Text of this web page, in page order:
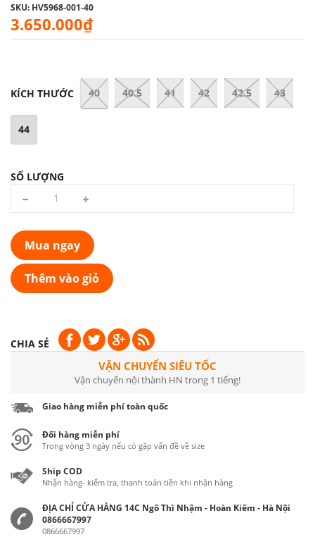
SKU: HV5968-001-40
3.650.000₫
KÍCH THƯỚC 40 40.5 41 42 42.5 43
44
SỐ LƯỢNG
Mua ngay
Thêm vào giỏ
CHIA SẺ
VẬN CHUYỂN SIÊU TỐC
Vận chuyển nội thành HN trong 1 tiếng!
Giao hàng miễn phí toàn quốc
Đổi hàng miễn phí
Trong vòng 3 ngày nếu có gặp vấn đề về size
Ship COD
Nhận hàng- kiểm tra, thanh toán tiền khi nhận hàng
ĐỊA CHỈ CỬA HÀNG 14C Ngô Thì Nhậm - Hoàn Kiếm - Hà Nội
0866667997
0866667997